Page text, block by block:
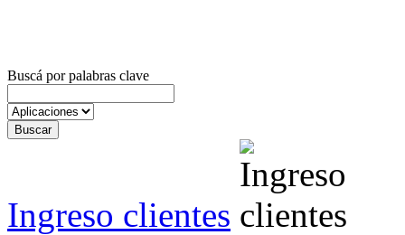
Buscá por palabras clave
Ingreso clientes